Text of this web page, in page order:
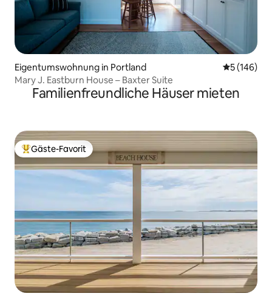
Eigentumswohnung in Portland
5 (146)
Mary J. Eastburn House – Baxter Suite
Familienfreundliche Häuser mieten
Beliebter Gäste-Favorit.
Gäste-Favorit